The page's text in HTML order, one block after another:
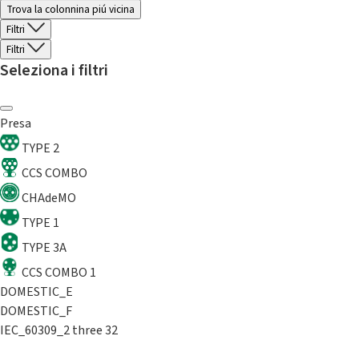
Trova la colonnina piú vicina
Filtri
Filtri
Seleziona i filtri
Presa
TYPE 2
CCS COMBO
CHAdeMO
TYPE 1
TYPE 3A
CCS COMBO 1
DOMESTIC_E
DOMESTIC_F
IEC_60309_2 three 32